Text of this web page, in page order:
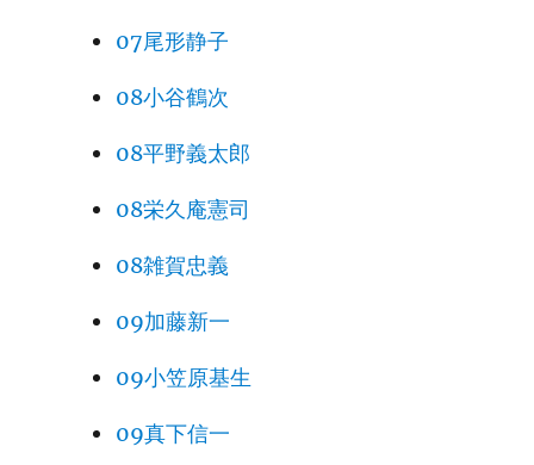
07尾形静子
08小谷鶴次
08平野義太郎
08栄久庵憲司
08雑賀忠義
09加藤新一
09小笠原基生
09真下信一